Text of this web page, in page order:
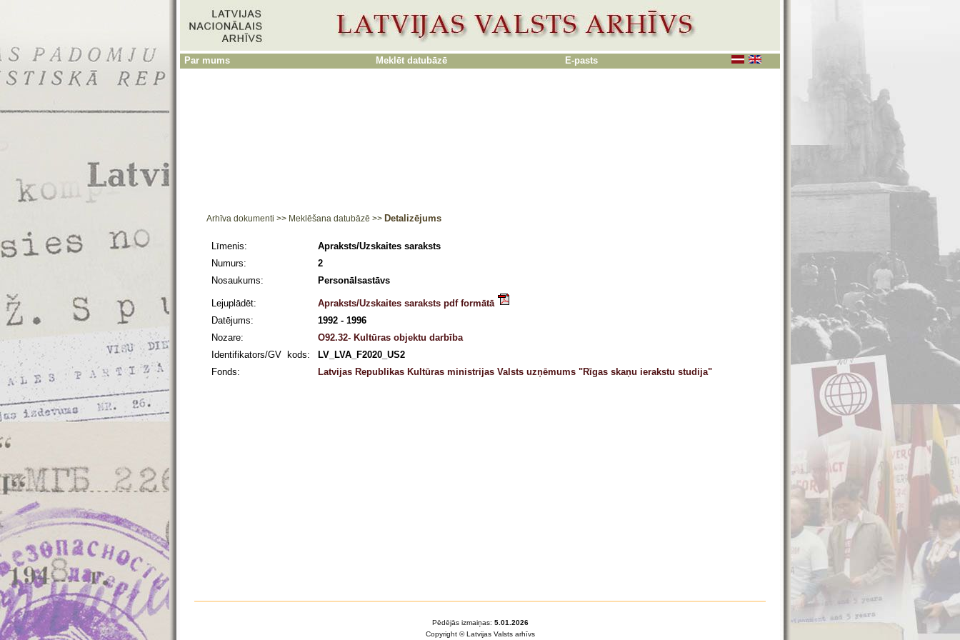
Par mums Meklēt datubāzē E-pasts
Arhīva dokumenti >> Meklēšana datubāzē >> Detalizējums
Līmenis:
Apraksts/Uzskaites saraksts
Numurs:
2
Nosaukums:
Personālsastāvs
Lejuplādēt:
Apraksts/Uzskaites saraksts pdf formātā
Datējums:
1992 - 1996
Nozare:
O92.32- Kultūras objektu darbība
Identifikators/GV kods:
LV_LVA_F2020_US2
Fonds:
Latvijas Republikas Kultūras ministrijas Valsts uzņēmums "Rīgas skaņu ierakstu studija"
Pēdējās izmaiņas: 5.01.2026
Copyright © Latvijas Valsts arhīvs